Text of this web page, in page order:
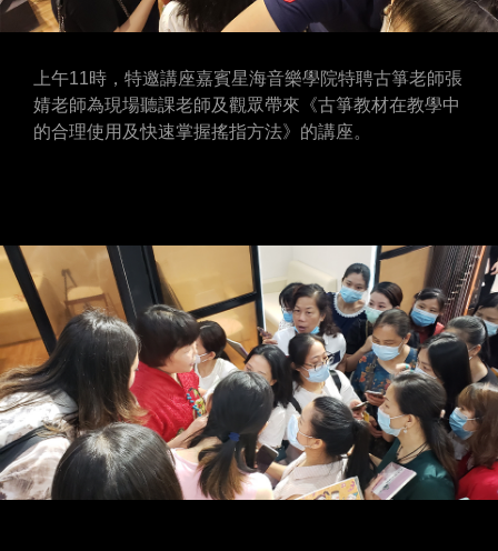
上午11時，特邀講座嘉賓星海音樂學院特聘古箏老師張
婧老師為現場聽課老師及觀眾帶來《古箏教材在教學中
的合理使用及快速掌握搖指方法》的講座。